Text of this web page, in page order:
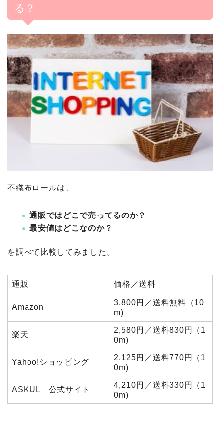
る？
不織布ロールは、
通販ではどこで売ってるのか？
最安値はどこなのか？
を調べて比較してみました。
通販 価格／送料
Amazon
3,800円／送料無料（10
m)
楽天
2,580円／送料830円（1
0m)
Yahoo!ショッピング
2,125円／送料770円（1
0m)
ASKUL 公式サイト
4,210円／送料330円（1
0m)